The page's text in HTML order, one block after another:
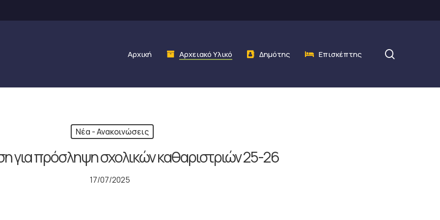
Αρχική Αρχειακό Υλικό Δημότης Επισκέπτης
Νέα - Ανακοινώσεις
για πρόσληψη σχολικών καθαριστριών 25-26
17/07/2025